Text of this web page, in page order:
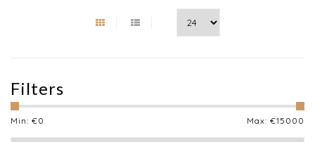
Filters
Min: €0 Max: €15000